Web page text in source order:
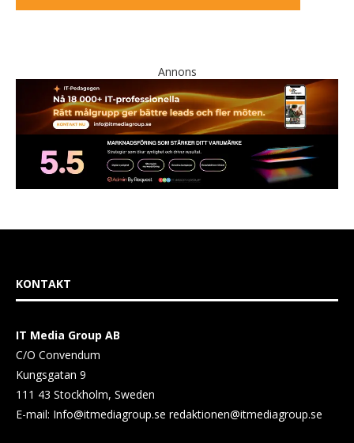
Annons
KONTAKT
IT Media Group AB
C/O Convendum
Kungsgatan 9
111 43 Stockholm, Sweden
E-mail: Info@itmediagroup.se redaktionen@itmediagroup.se